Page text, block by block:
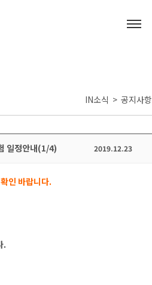
IN소식 > 공지사항
일정안내(1/4) 2019.12.23
인 바랍니다.
.